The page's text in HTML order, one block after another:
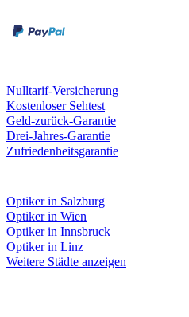
Nulltarif-Versicherung
Kostenloser Sehtest
Geld-zurück-Garantie
Drei-Jahres-Garantie
Zufriedenheitsgarantie
Optiker in Salzburg
Optiker in Wien
Optiker in Innsbruck
Optiker in Linz
Weitere Städte anzeigen